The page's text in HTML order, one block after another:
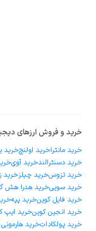
خرید و فروش ارزهای
خرید مانتراخرید اولنچخرید
خرید دسنترالندخرید آوی
خرید تزوسخرید چیلزخرید
خرید سوییخرید هدرا هش
خرید فایل کوینخرید پپه
خرید انجین کوینخرید ایپ
خرید پولکاداتخرید